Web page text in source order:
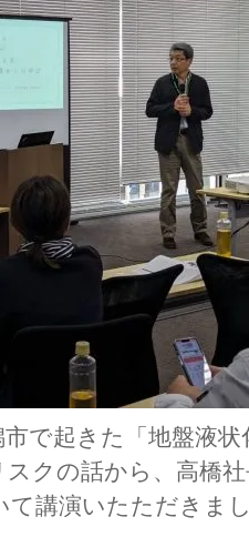
で起きた「地盤液
クの話から、高橋
て講演いたただきま